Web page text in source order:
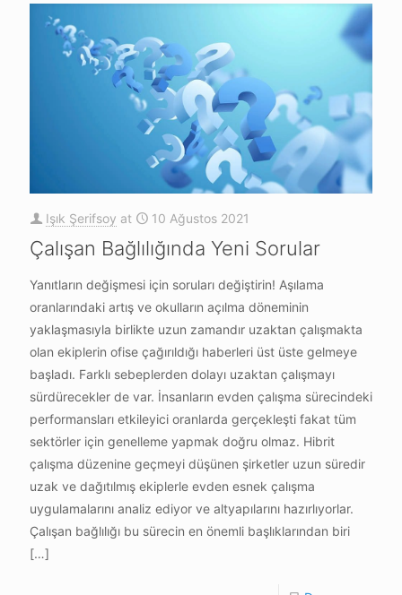
Işık Şerifsoy at 10 Ağustos 2021
Çalışan Bağlılığında Yeni Sorular
Yanıtların değişmesi için soruları değiştirin! Aşılama
oranlarındaki artış ve okulların açılma döneminin
yaklaşmasıyla birlikte uzun zamandır uzaktan çalışmakta
olan ekiplerin ofise çağırıldığı haberleri üst üste gelmeye
başladı. Farklı sebeplerden dolayı uzaktan çalışmayı
sürdürecekler de var. İnsanların evden çalışma sürecindeki
performansları etkileyici oranlarda gerçekleşti fakat tüm
sektörler için genelleme yapmak doğru olmaz. Hibrit
çalışma düzenine geçmeyi düşünen şirketler uzun süredir
uzak ve dağıtılmış ekiplerle evden esnek çalışma
uygulamalarını analiz ediyor ve altyapılarını hazırlıyorlar.
Çalışan bağlılığı bu sürecin en önemli başlıklarından biri
[…]